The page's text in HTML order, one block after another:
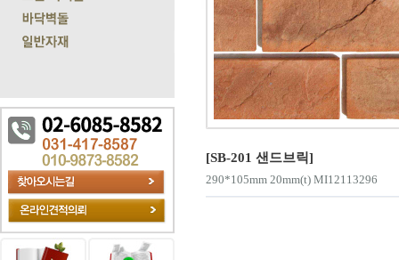
[SB-201 샌드브릭]
290*105mm 20mm(t) MI12113296